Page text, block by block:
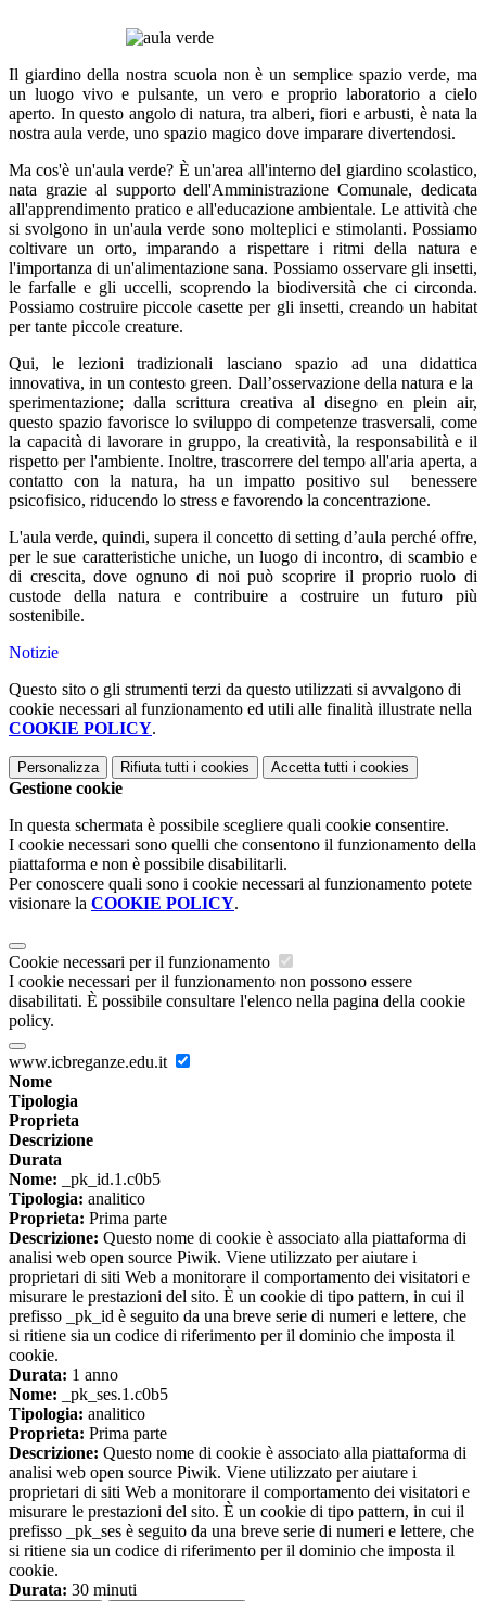
Il giardino della nostra scuola non è un semplice spazio verde, ma
un luogo vivo e pulsante, un vero e proprio laboratorio a cielo
aperto. In questo angolo di natura, tra alberi, fiori e arbusti, è nata la
nostra aula verde, uno spazio magico dove imparare divertendosi.
Ma cos'è un'aula verde? È un'area all'interno del giardino scolastico,
nata grazie al supporto dell'Amministrazione Comunale, dedicata
all'apprendimento pratico e all'educazione ambientale. Le attività che
si svolgono in un'aula verde sono molteplici e stimolanti. Possiamo
coltivare un orto, imparando a rispettare i ritmi della natura e
l'importanza di un'alimentazione sana. Possiamo osservare gli insetti,
le farfalle e gli uccelli, scoprendo la biodiversità che ci circonda.
Possiamo costruire piccole casette per gli insetti, creando un habitat
per tante piccole creature.
Qui, le lezioni tradizionali lasciano spazio ad una didattica
innovativa, in un contesto green. Dall’osservazione della natura e la
sperimentazione; dalla scrittura creativa al disegno en plein air,
questo spazio favorisce lo sviluppo di competenze trasversali, come
la capacità di lavorare in gruppo, la creatività, la responsabilità e il
rispetto per l'ambiente. Inoltre, trascorrere del tempo all'aria aperta, a
contatto con la natura, ha un impatto positivo sul benessere
psicofisico, riducendo lo stress e favorendo la concentrazione.
L'aula verde, quindi, supera il concetto di setting d’aula perché offre,
per le sue caratteristiche uniche, un luogo di incontro, di scambio e
di crescita, dove ognuno di noi può scoprire il proprio ruolo di
custode della natura e contribuire a costruire un futuro più
sostenibile.
Notizie
Questo sito o gli strumenti terzi da questo utilizzati si avvalgono di
cookie necessari al funzionamento ed utili alle finalità illustrate nella
COOKIE POLICY.
Personalizza Rifiuta tutti i cookies Accetta tutti i cookies
Gestione cookie
In questa schermata è possibile scegliere quali cookie consentire.
I cookie necessari sono quelli che consentono il funzionamento della
piattaforma e non è possibile disabilitarli.
Per conoscere quali sono i cookie necessari al funzionamento potete
visionare la COOKIE POLICY.
Cookie necessari per il funzionamento
I cookie necessari per il funzionamento non possono essere
disabilitati. È possibile consultare l'elenco nella pagina della cookie
policy.
www.icbreganze.edu.it
Nome
Tipologia
Proprieta
Descrizione
Durata
Nome: _pk_id.1.c0b5
Tipologia: analitico
Proprieta: Prima parte
Descrizione: Questo nome di cookie è associato alla piattaforma di
analisi web open source Piwik. Viene utilizzato per aiutare i
proprietari di siti Web a monitorare il comportamento dei visitatori e
misurare le prestazioni del sito. È un cookie di tipo pattern, in cui il
prefisso _pk_id è seguito da una breve serie di numeri e lettere, che
si ritiene sia un codice di riferimento per il dominio che imposta il
cookie.
Durata: 1 anno
Nome: _pk_ses.1.c0b5
Tipologia: analitico
Proprieta: Prima parte
Descrizione: Questo nome di cookie è associato alla piattaforma di
analisi web open source Piwik. Viene utilizzato per aiutare i
proprietari di siti Web a monitorare il comportamento dei visitatori e
misurare le prestazioni del sito. È un cookie di tipo pattern, in cui il
prefisso _pk_ses è seguito da una breve serie di numeri e lettere, che
si ritiene sia un codice di riferimento per il dominio che imposta il
cookie.
Durata: 30 minuti